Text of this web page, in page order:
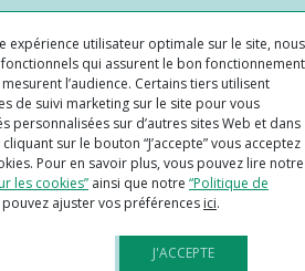
expérience utilisateur optimale sur le site, nous
qui assurent le bon fonctionnement
l’audience. Certains tiers utilisent
de suivi marketing sur le site pour vous
personnalisées sur d’autres sites Web et dans
sur le bouton “J’accepte” vous acceptez
Pour en savoir plus, vous pouvez lire notre
les cookies” ainsi que notre “Politique de
pouvez ajuster vos préférences ici.
J'ACCEPTE